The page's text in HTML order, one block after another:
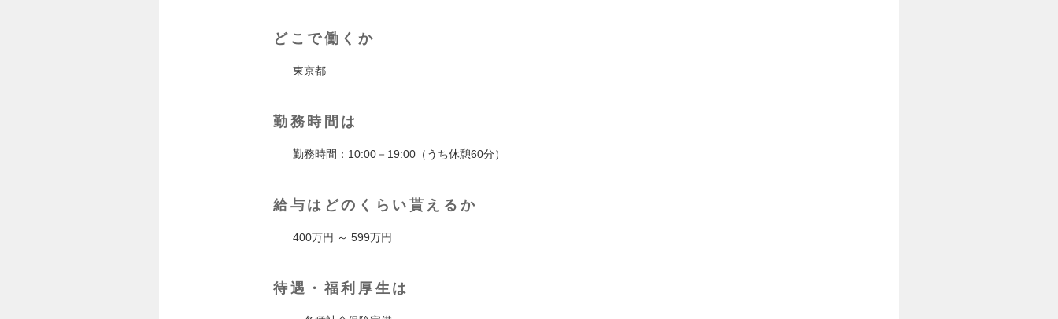
どこで働くか
東京都
勤務時間は
勤務時間：10:00－19:00（うち休憩60分）
給与はどのくらい貰えるか
400万円 ～ 599万円
待遇・福利厚生は